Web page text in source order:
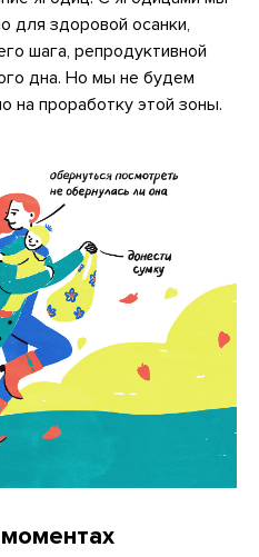
для здоровой осанки,
шага, репродуктивной
дна. Но мы не будем
на проработку этой зоны.